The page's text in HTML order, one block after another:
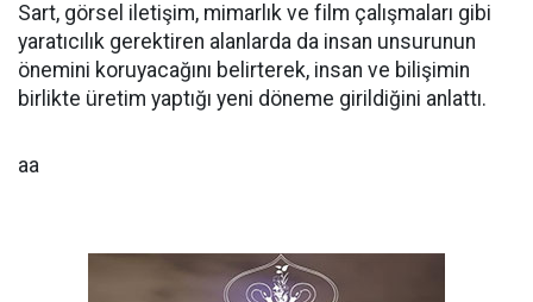
Sart, görsel iletişim, mimarlık ve film çalışmaları gibi
yaratıcılık gerektiren alanlarda da insan unsurunun
önemini koruyacağını belirterek, insan ve bilişimin
birlikte üretim yaptığı yeni döneme girildiğini anlattı.
aa